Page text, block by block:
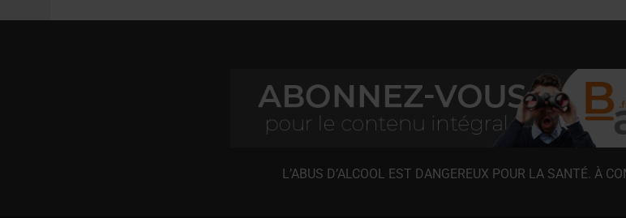
L’ABUS D’ALCOOL EST DANGEREUX POUR LA SANTÉ. À